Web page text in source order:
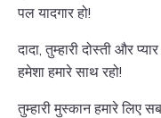
पल यादगार हो!
दादा, तुम्हारी दोस्ती और
हमेशा हमारे साथ रहो!
तुम्हारी मुस्कान हमारे लिए